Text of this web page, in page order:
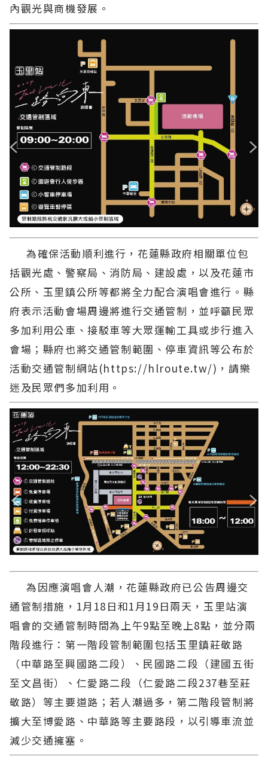
內觀光與商機發展。
為確保活動順利進行，花蓮縣政府相關單位包
括觀光處、警察局、消防局、建設處，以及花蓮市
公所、玉里鎮公所等都將全力配合演唱會進行。縣
府表示活動會場周邊將進行交通管制，並呼籲民眾
多加利用公車、接駁車等大眾運輸工具或步行進入
會場；縣府也將交通管制範圍、停車資訊等公布於
活動交通管制網站(https://hlroute.tw/)，請樂
迷及民眾們多加利用。
為因應演唱會人潮，花蓮縣政府已公告周邊交
通管制措施，1月18日和1月19日兩天，玉里站演
唱會的交通管制時間為上午9點至晚上8點，並分兩
階段進行：第一階段管制範圍包括玉里鎮莊敬路
（中華路至興國路二段）、民國路二段（建國五街
至文昌街）、仁愛路二段（仁愛路二段237巷至莊
敬路）等主要道路；若人潮過多，第二階段管制將
擴大至博愛路、中華路等主要路段，以引導車流並
減少交通擁塞。